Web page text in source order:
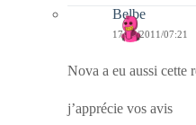
Belbe
17/02/2011/07:21
Nova a eu aussi cette
j’apprécie vos avis